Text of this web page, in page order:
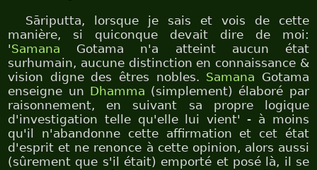
Sāriputta, lorsque je sais et vois de cette
manière, si quiconque devait dire de moi:
'Samana Gotama n'a atteint aucun état
surhumain, aucune distinction en connaissance &
vision digne des êtres nobles. Samana Gotama
enseigne un Dhamma (simplement) élaboré par
raisonnement, en suivant sa propre logique
d'investigation telle qu'elle lui vient' - à moins
qu'il n'abandonne cette affirmation et cet état
d'esprit et ne renonce à cette opinion, alors aussi
(sûrement que s'il était) emporté et posé là, il se